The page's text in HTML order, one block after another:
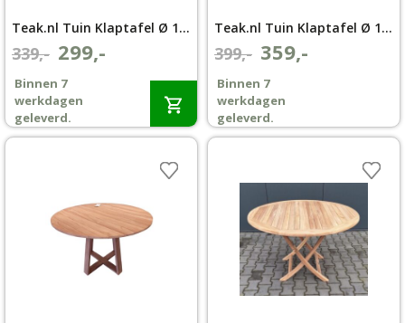
Teak.nl Tuin Klaptafel Ø 100
339,- Oorspronkelijke
was:
€339,-.
299,-
Binnen 7
werkdagen
geleverd.
Teak.nl Tuin Klaptafel Ø 120
399,- Oorspronkelijke
was:
€399,-.
359,-
Binnen 7
werkdagen
geleverd.